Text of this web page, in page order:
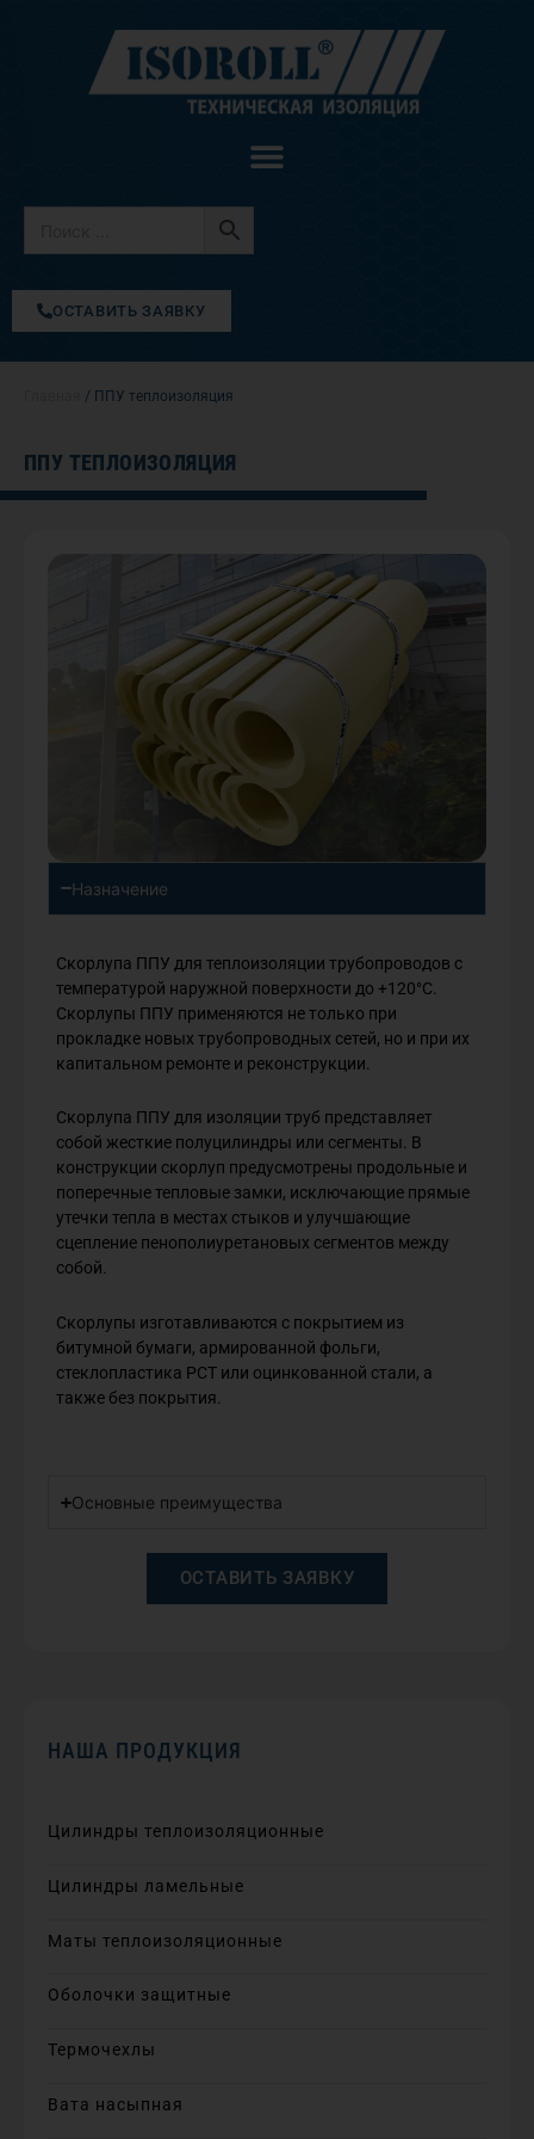
содержимому
ОСТАВИТЬ ЗАЯВКУ
/ ППУ теплоизоляция
ППУ ТЕПЛОИЗОЛЯЦИЯ
НАША ПРОДУКЦИЯ
Цилиндры теплоизоляционные
Цилиндры ламельные
Маты теплоизоляционные
Оболочки защитные
Термочехлы
Вата насыпная
Назначение
Скорлупа ППУ для теплоизоляции трубопроводов с
температурой наружной поверхности до +120°С.
Скорлупы ППУ применяются не только при
прокладке новых трубопроводных сетей, но и при их
капитальном ремонте и реконструкции.
Скорлупа ППУ для изоляции труб представляет
собой жесткие полуцилиндры или сегменты. В
конструкции скорлуп предусмотрены продольные и
поперечные тепловые замки, исключающие прямые
утечки тепла в местах стыков и улучшающие
сцепление пенополиуретановых сегментов между
собой.
Скорлупы изготавливаются с покрытием из
битумной бумаги, армированной фольги,
стеклопластика РСТ или оцинкованной стали, а
также без покрытия.
Основные преимущества
ОСТАВИТЬ ЗАЯВКУ